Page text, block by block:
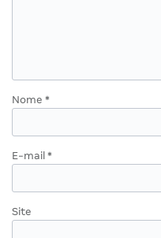
Nome *
E-mail *
Site